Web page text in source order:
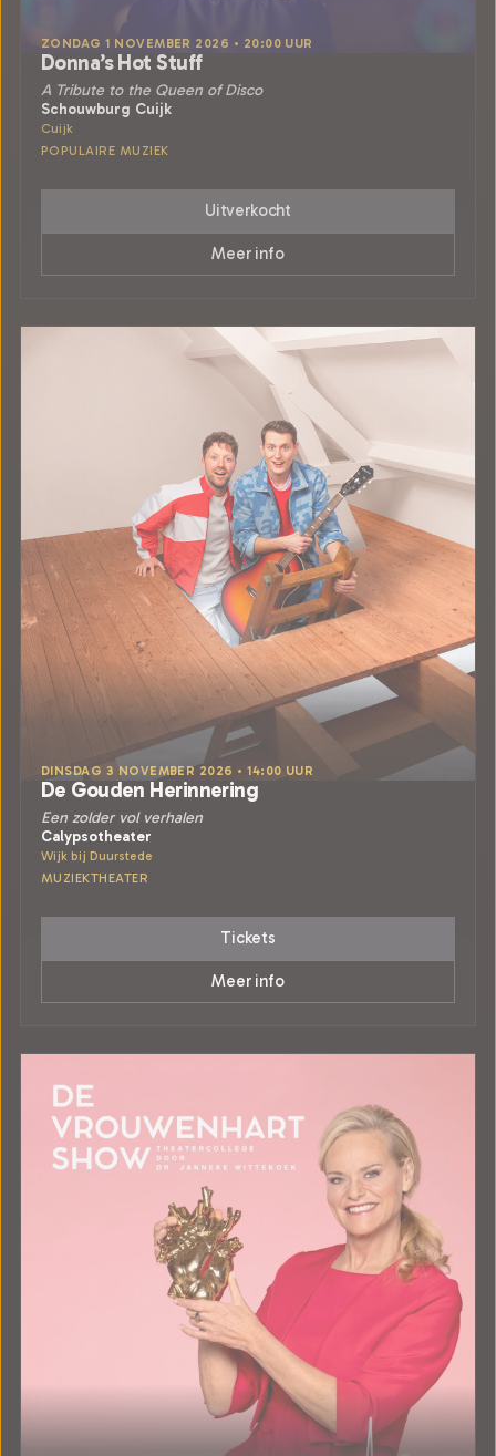
ZONDAG 1 NOVEMBER 2026 • 20:00 UUR
Donna’s Hot Stuff
A Tribute to the Queen of Disco
Schouwburg Cuijk
Cuijk
POPULAIRE MUZIEK
Uitverkocht
Meer info
DINSDAG 3 NOVEMBER 2026 • 14:00 UUR
De Gouden Herinnering
Een zolder vol verhalen
Calypsotheater
Wijk bij Duurstede
MUZIEKTHEATER
Tickets
Meer info